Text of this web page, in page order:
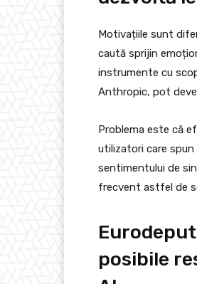
Motivațiile sunt
caută sprijin
instrumente cu
Anthropic, pot
Problema este că
utilizatori care spun
sentimentului de
frecvent astfel de
posibile